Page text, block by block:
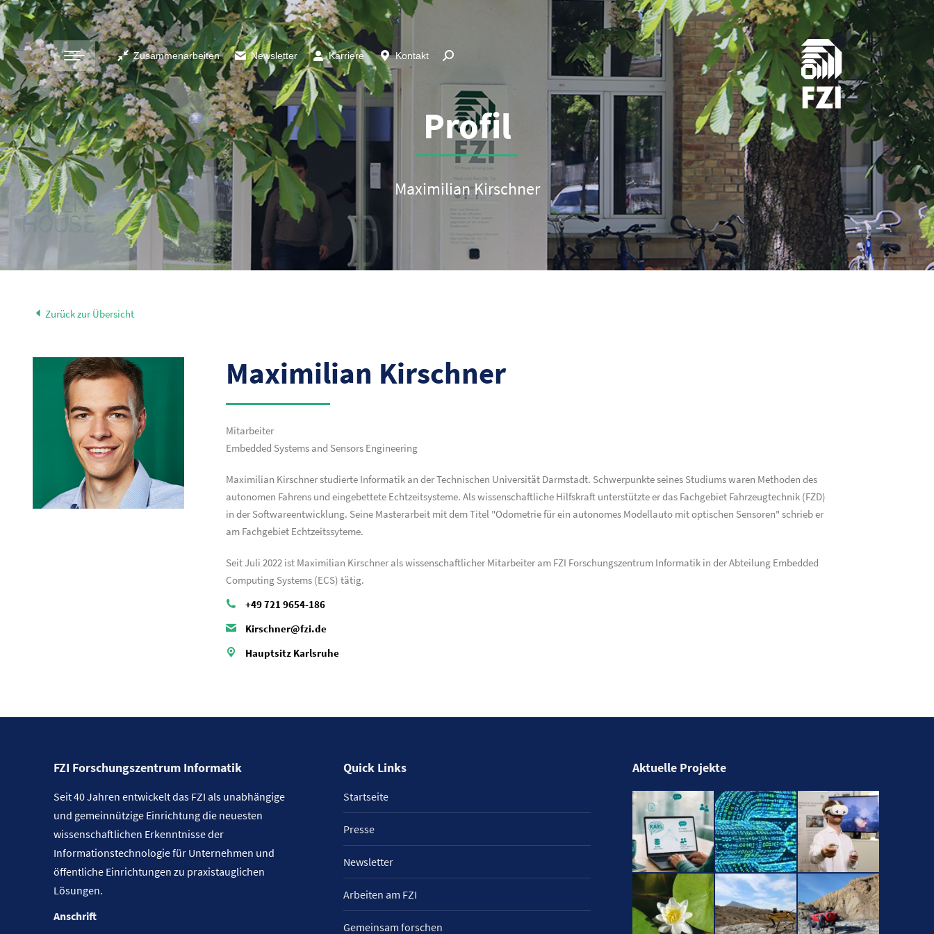
Zusammenarbeiten Newsletter Karriere Kontakt
Profil
Maximilian Kirschner
Zurück zur Übersicht
Maximilian Kirschner
Mitarbeiter
Embedded Systems and Sensors Engineering
Maximilian Kirschner studierte Informatik an der Technischen Universität Darmstadt. Schwerpunkte seines Studiums waren Methoden des
autonomen Fahrens und eingebettete Echtzeitsysteme. Als wissenschaftliche Hilfskraft unterstützte er das Fachgebiet Fahrzeugtechnik (FZD)
in der Softwareentwicklung. Seine Masterarbeit mit dem Titel "Odometrie für ein autonomes Modellauto mit optischen Sensoren" schrieb er
am Fachgebiet Echtzeitssyteme.
Seit Juli 2022 ist Maximilian Kirschner als wissenschaftlicher Mitarbeiter am FZI Forschungszentrum Informatik in der Abteilung Embedded
Computing Systems (ECS) tätig.
+49 721 9654-186
Kirschner@fzi.de
Hauptsitz Karlsruhe
FZI Forschungszentrum Informatik
Seit 40 Jahren entwickelt das FZI als unabhängige
und gemeinnützige Einrichtung die neuesten
wissenschaftlichen Erkenntnisse der
Informationstechnologie für Unternehmen und
öffentliche Einrichtungen zu praxistauglichen
Lösungen.
Anschrift
Quick Links
Startseite
Presse
Newsletter
Arbeiten am FZI
Gemeinsam forschen
Aktuelle Projekte